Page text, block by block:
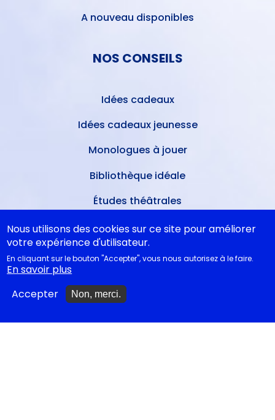
A nouveau disponibles
NOS CONSEILS
Idées cadeaux
Idées cadeaux jeunesse
Monologues à jouer
Bibliothèque idéale
Études théâtrales
Festival d'Avignon 2026
Tragédies grecques &
relectures...
METTRE À JOUR
Nous utilisons des cookies sur ce site pour améliorer
votre expérience d'utilisateur.
En cliquant sur le bouton "Accepter", vous nous autorisez à le faire.
En savoir plus
Accepter
Non, merci.